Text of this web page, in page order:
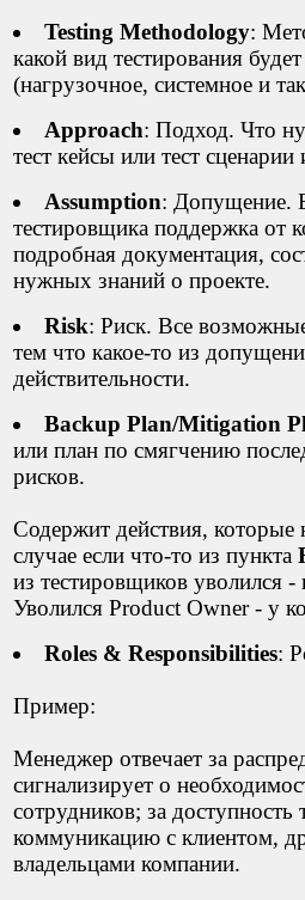
Testing Methodology:
какой вид тестирования
(нагрузочное, системное и
Approach: Подход. Что
тест кейсы или тест
Assumption: Допущение.
тестировщика поддержка от
подробная документация,
нужных знаний о проекте.
Risk: Риск. Все
тем что какое-то из
действительности.
Backup Plan/Mitigation
или план по смягчению
рисков.
Содержит действия,
случае если что-то из пункта
из тестировщиков уволился -
Уволился Product Owner - у
Roles & Responsibilities:
Пример:
Менеджер отвечает за
сигнализирует о
сотрудников; за доступность
коммуникацию с клиентом,
владельцами компании.